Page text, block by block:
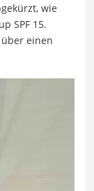
wie
SPF 15.
einen